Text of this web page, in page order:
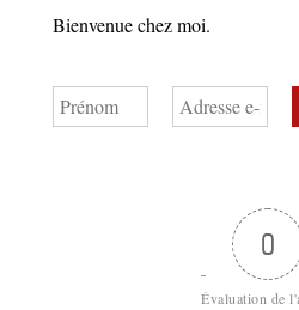
18 novembre 2024
Bienvenue chez moi.
0
Évaluation de